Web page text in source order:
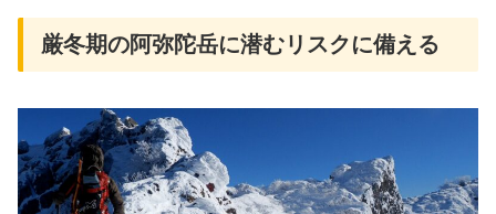
厳冬期の阿弥陀岳に潜むリスクに備える